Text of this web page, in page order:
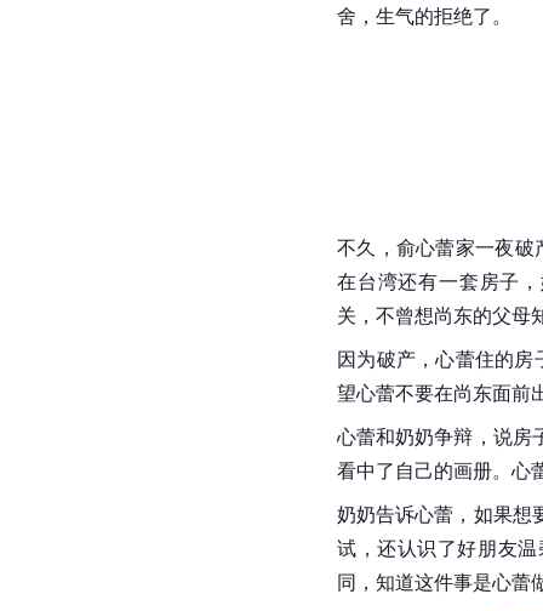
舍，生气的拒绝了。
不久，俞心蕾家一夜破
在台湾还有一套房子
关，不曾想尚东的父母
因为破产，心蕾住的
望心蕾不要在尚东面前
心蕾和奶奶争辩，说房
看中了自己的画册。心
奶奶告诉心蕾，如果想
试，还认识了好朋友温
同，知道这件事是心蕾